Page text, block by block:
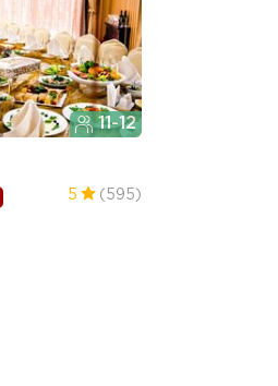
11-12
5 (595)